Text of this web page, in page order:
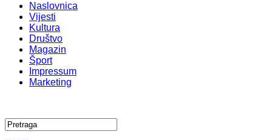
Naslovnica
Vijesti
Kultura
Društvo
Magazin
Šport
Impressum
Marketing